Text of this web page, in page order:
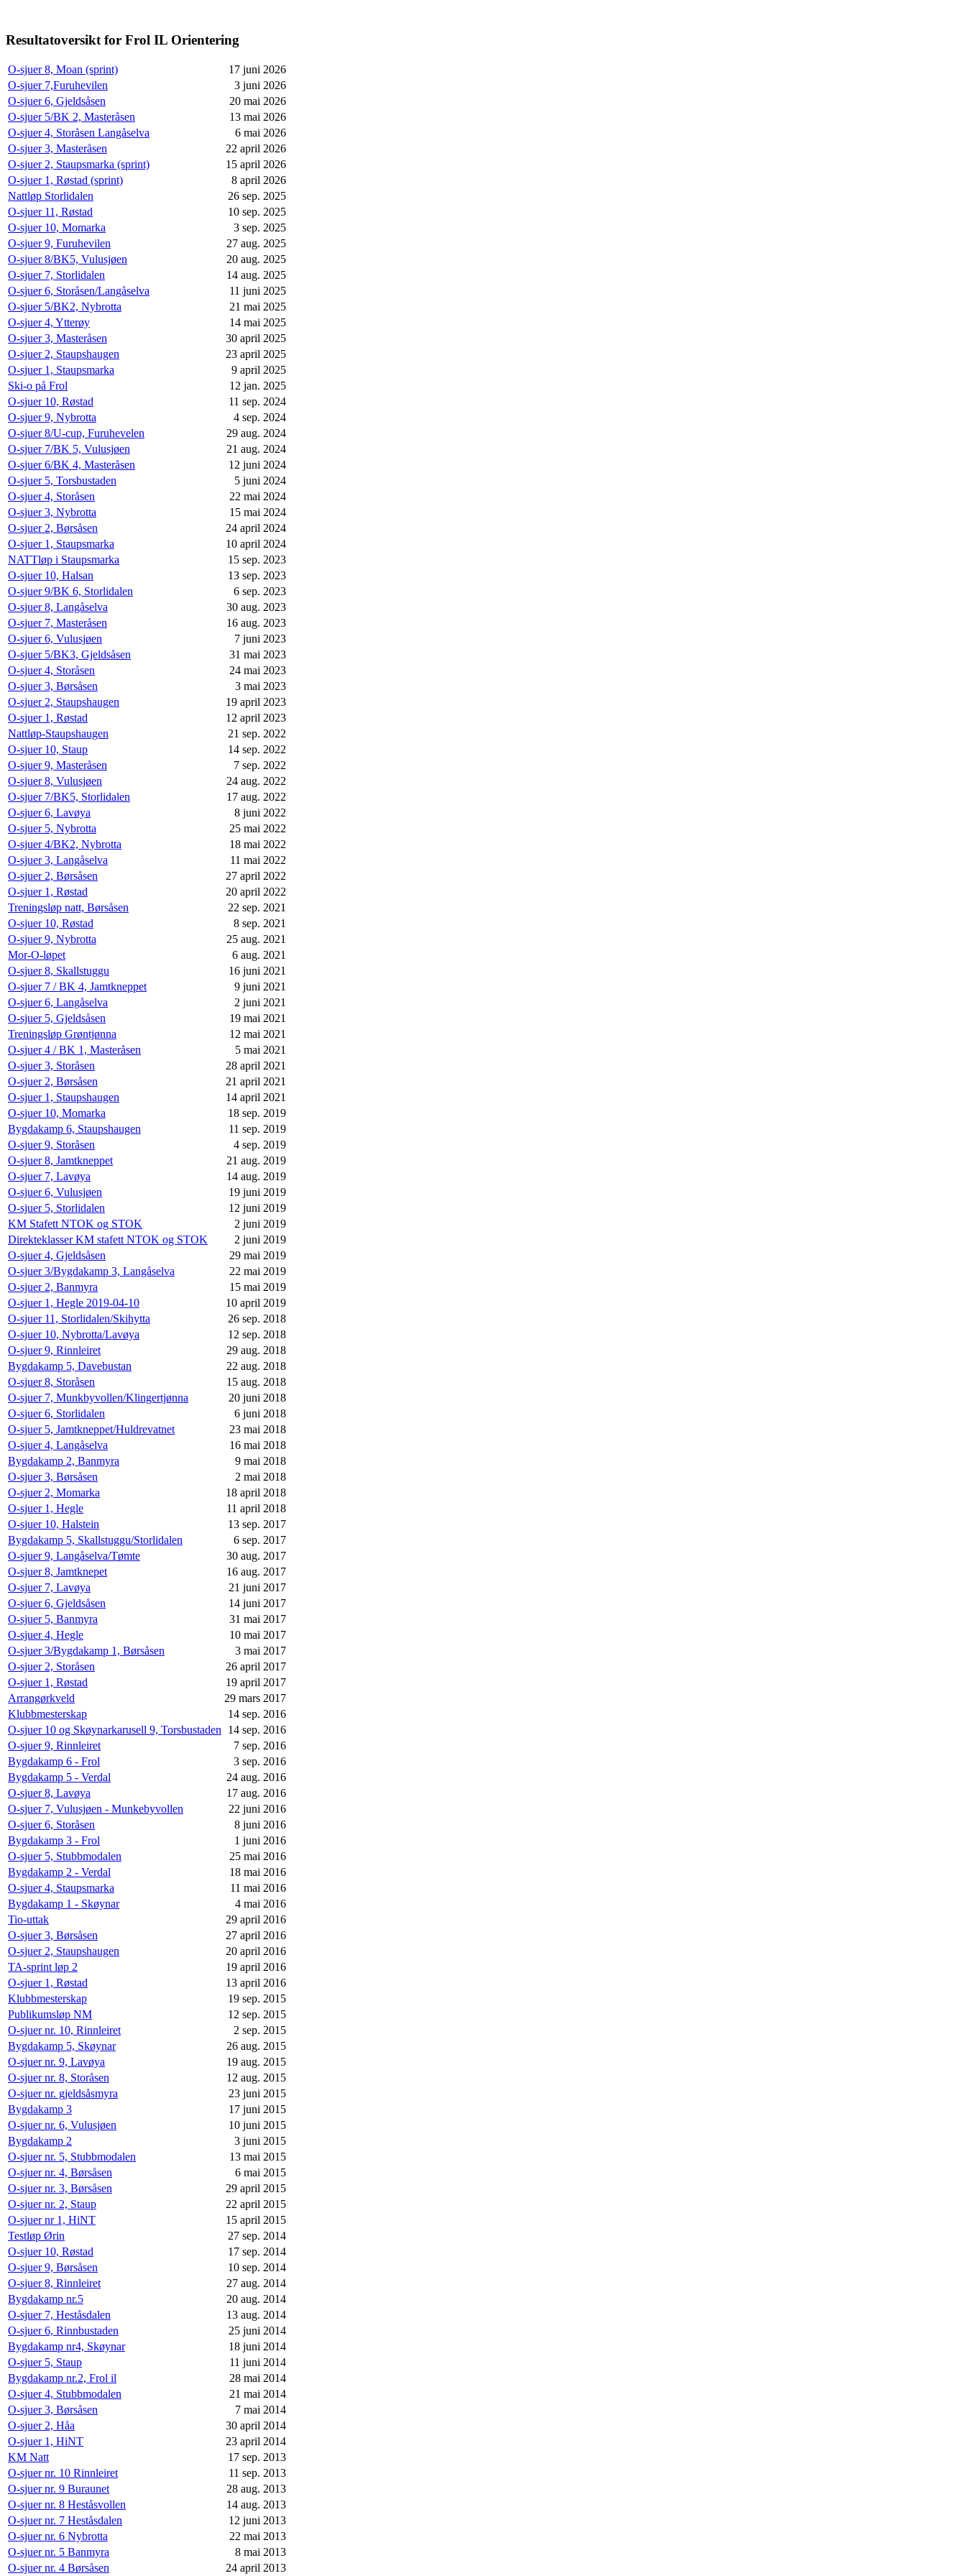
Resultatoversikt for Frol IL Orientering
O-sjuer 8, Moan (sprint)
17 juni 2026
O-sjuer 7,Furuhevilen
3 juni 2026
O-sjuer 6, Gjeldsåsen
20 mai 2026
O-sjuer 5/BK 2, Masteråsen
13 mai 2026
O-sjuer 4, Storåsen Langåselva
6 mai 2026
O-sjuer 3, Masteråsen
22 april 2026
O-sjuer 2, Staupsmarka (sprint)
15 april 2026
O-sjuer 1, Røstad (sprint)
8 april 2026
Nattløp Storlidalen
26 sep. 2025
O-sjuer 11, Røstad
10 sep. 2025
O-sjuer 10, Momarka
3 sep. 2025
O-sjuer 9, Furuhevilen
27 aug. 2025
O-sjuer 8/BK5, Vulusjøen
20 aug. 2025
O-sjuer 7, Storlidalen
14 aug. 2025
O-sjuer 6, Storåsen/Langåselva
11 juni 2025
O-sjuer 5/BK2, Nybrotta
21 mai 2025
O-sjuer 4, Ytterøy
14 mai 2025
O-sjuer 3, Masteråsen
30 april 2025
O-sjuer 2, Staupshaugen
23 april 2025
O-sjuer 1, Staupsmarka
9 april 2025
Ski-o på Frol
12 jan. 2025
O-sjuer 10, Røstad
11 sep. 2024
O-sjuer 9, Nybrotta
4 sep. 2024
O-sjuer 8/U-cup, Furuhevelen
29 aug. 2024
O-sjuer 7/BK 5, Vulusjøen
21 aug. 2024
O-sjuer 6/BK 4, Masteråsen
12 juni 2024
O-sjuer 5, Torsbustaden
5 juni 2024
O-sjuer 4, Storåsen
22 mai 2024
O-sjuer 3, Nybrotta
15 mai 2024
O-sjuer 2, Børsåsen
24 april 2024
O-sjuer 1, Staupsmarka
10 april 2024
NATTløp i Staupsmarka
15 sep. 2023
O-sjuer 10, Halsan
13 sep. 2023
O-sjuer 9/BK 6, Storlidalen
6 sep. 2023
O-sjuer 8, Langåselva
30 aug. 2023
O-sjuer 7, Masteråsen
16 aug. 2023
O-sjuer 6, Vulusjøen
7 juni 2023
O-sjuer 5/BK3, Gjeldsåsen
31 mai 2023
O-sjuer 4, Storåsen
24 mai 2023
O-sjuer 3, Børsåsen
3 mai 2023
O-sjuer 2, Staupshaugen
19 april 2023
O-sjuer 1, Røstad
12 april 2023
Nattløp-Staupshaugen
21 sep. 2022
O-sjuer 10, Staup
14 sep. 2022
O-sjuer 9, Masteråsen
7 sep. 2022
O-sjuer 8, Vulusjøen
24 aug. 2022
O-sjuer 7/BK5, Storlidalen
17 aug. 2022
O-sjuer 6, Lavøya
8 juni 2022
O-sjuer 5, Nybrotta
25 mai 2022
O-sjuer 4/BK2, Nybrotta
18 mai 2022
O-sjuer 3, Langåselva
11 mai 2022
O-sjuer 2, Børsåsen
27 april 2022
O-sjuer 1, Røstad
20 april 2022
Treningsløp natt, Børsåsen
22 sep. 2021
O-sjuer 10, Røstad
8 sep. 2021
O-sjuer 9, Nybrotta
25 aug. 2021
Mor-O-løpet
6 aug. 2021
O-sjuer 8, Skallstuggu
16 juni 2021
O-sjuer 7 / BK 4, Jamtkneppet
9 juni 2021
O-sjuer 6, Langåselva
2 juni 2021
O-sjuer 5, Gjeldsåsen
19 mai 2021
Treningsløp Grøntjønna
12 mai 2021
O-sjuer 4 / BK 1, Masteråsen
5 mai 2021
O-sjuer 3, Storåsen
28 april 2021
O-sjuer 2, Børsåsen
21 april 2021
O-sjuer 1, Staupshaugen
14 april 2021
O-sjuer 10, Momarka
18 sep. 2019
Bygdakamp 6, Staupshaugen
11 sep. 2019
O-sjuer 9, Storåsen
4 sep. 2019
O-sjuer 8, Jamtkneppet
21 aug. 2019
O-sjuer 7, Lavøya
14 aug. 2019
O-sjuer 6, Vulusjøen
19 juni 2019
O-sjuer 5, Storlidalen
12 juni 2019
KM Stafett NTOK og STOK
2 juni 2019
Direkteklasser KM stafett NTOK og STOK
2 juni 2019
O-sjuer 4, Gjeldsåsen
29 mai 2019
O-sjuer 3/Bygdakamp 3, Langåselva
22 mai 2019
O-sjuer 2, Banmyra
15 mai 2019
O-sjuer 1, Hegle 2019-04-10
10 april 2019
O-sjuer 11, Storlidalen/Skihytta
26 sep. 2018
O-sjuer 10, Nybrotta/Lavøya
12 sep. 2018
O-sjuer 9, Rinnleiret
29 aug. 2018
Bygdakamp 5, Davebustan
22 aug. 2018
O-sjuer 8, Storåsen
15 aug. 2018
O-sjuer 7, Munkbyvollen/Klingertjønna
20 juni 2018
O-sjuer 6, Storlidalen
6 juni 2018
O-sjuer 5, Jamtkneppet/Huldrevatnet
23 mai 2018
O-sjuer 4, Langåselva
16 mai 2018
Bygdakamp 2, Banmyra
9 mai 2018
O-sjuer 3, Børsåsen
2 mai 2018
O-sjuer 2, Momarka
18 april 2018
O-sjuer 1, Hegle
11 april 2018
O-sjuer 10, Halstein
13 sep. 2017
Bygdakamp 5, Skallstuggu/Storlidalen
6 sep. 2017
O-sjuer 9, Langåselva/Tømte
30 aug. 2017
O-sjuer 8, Jamtknepet
16 aug. 2017
O-sjuer 7, Lavøya
21 juni 2017
O-sjuer 6, Gjeldsåsen
14 juni 2017
O-sjuer 5, Banmyra
31 mai 2017
O-sjuer 4, Hegle
10 mai 2017
O-sjuer 3/Bygdakamp 1, Børsåsen
3 mai 2017
O-sjuer 2, Storåsen
26 april 2017
O-sjuer 1, Røstad
19 april 2017
Arrangørkveld
29 mars 2017
Klubbmesterskap
14 sep. 2016
O-sjuer 10 og Skøynarkarusell 9, Torsbustaden 14 sep. 2016
O-sjuer 9, Rinnleiret
7 sep. 2016
Bygdakamp 6 - Frol
3 sep. 2016
Bygdakamp 5 - Verdal
24 aug. 2016
O-sjuer 8, Lavøya
17 aug. 2016
O-sjuer 7, Vulusjøen - Munkebyvollen
22 juni 2016
O-sjuer 6, Storåsen
8 juni 2016
Bygdakamp 3 - Frol
1 juni 2016
O-sjuer 5, Stubbmodalen
25 mai 2016
Bygdakamp 2 - Verdal
18 mai 2016
O-sjuer 4, Staupsmarka
11 mai 2016
Bygdakamp 1 - Skøynar
4 mai 2016
Tio-uttak
29 april 2016
O-sjuer 3, Børsåsen
27 april 2016
O-sjuer 2, Staupshaugen
20 april 2016
TA-sprint løp 2
19 april 2016
O-sjuer 1, Røstad
13 april 2016
Klubbmesterskap
19 sep. 2015
Publikumsløp NM
12 sep. 2015
O-sjuer nr. 10, Rinnleiret
2 sep. 2015
Bygdakamp 5, Skøynar
26 aug. 2015
O-sjuer nr. 9, Lavøya
19 aug. 2015
O-sjuer nr. 8, Storåsen
12 aug. 2015
O-sjuer nr. gjeldsåsmyra
23 juni 2015
Bygdakamp 3
17 juni 2015
O-sjuer nr. 6, Vulusjøen
10 juni 2015
Bygdakamp 2
3 juni 2015
O-sjuer nr. 5, Stubbmodalen
13 mai 2015
O-sjuer nr. 4, Børsåsen
6 mai 2015
O-sjuer nr. 3, Børsåsen
29 april 2015
O-sjuer nr. 2, Staup
22 april 2015
O-sjuer nr 1, HiNT
15 april 2015
Testløp Ørin
27 sep. 2014
O-sjuer 10, Røstad
17 sep. 2014
O-sjuer 9, Børsåsen
10 sep. 2014
O-sjuer 8, Rinnleiret
27 aug. 2014
Bygdakamp nr.5
20 aug. 2014
O-sjuer 7, Heståsdalen
13 aug. 2014
O-sjuer 6, Rinnbustaden
25 juni 2014
Bygdakamp nr4, Skøynar
18 juni 2014
O-sjuer 5, Staup
11 juni 2014
Bygdakamp nr.2, Frol il
28 mai 2014
O-sjuer 4, Stubbmodalen
21 mai 2014
O-sjuer 3, Børsåsen
7 mai 2014
O-sjuer 2, Håa
30 april 2014
O-sjuer 1, HiNT
23 april 2014
KM Natt
17 sep. 2013
O-sjuer nr. 10 Rinnleiret
11 sep. 2013
O-sjuer nr. 9 Buraunet
28 aug. 2013
O-sjuer nr. 8 Heståsvollen
14 aug. 2013
O-sjuer nr. 7 Heståsdalen
12 juni 2013
O-sjuer nr. 6 Nybrotta
22 mai 2013
O-sjuer nr. 5 Banmyra
8 mai 2013
O-sjuer nr. 4 Børsåsen
24 april 2013